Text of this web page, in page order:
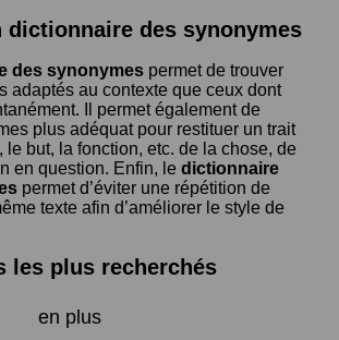
dictionnaire des synonymes
des synonymes permet de trouver
adaptés au contexte que ceux dont
Il permet également de
plus adéquat pour restituer un trait
le but, la fonction, etc. de la chose, de
en question. Enfin, le dictionnaire
permet d’éviter une répétition de
texte afin d’améliorer le style de
les plus recherchés
en plus